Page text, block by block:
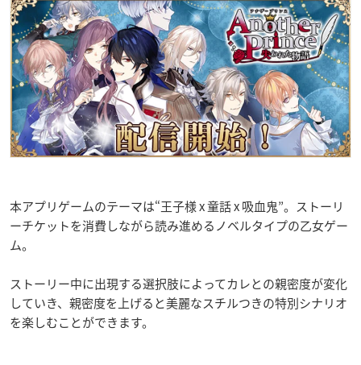
本アプリゲームのテーマは“王子様 x 童話 x 吸血鬼”。ストーリ
ーチケットを消費しながら読み進めるノベルタイプの乙女ゲー
ム。
ストーリー中に出現する選択肢によってカレとの親密度が変化
していき、親密度を上げると美麗なスチルつきの特別シナリオ
を楽しむことができます。